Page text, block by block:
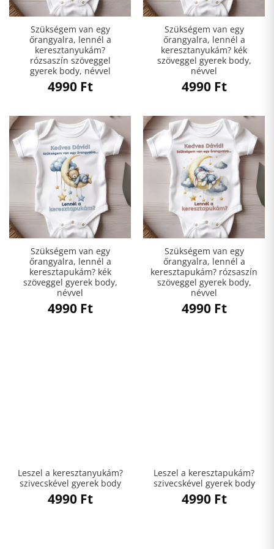
Szükségem van egy
őrangyalra, lennél a
keresztanyukám?
rózsaszín szöveggel
gyerek body, névvel
4990 Ft
Szükségem van egy
őrangyalra, lennél a
keresztanyukám? kék
szöveggel gyerek body,
névvel
4990 Ft
Szükségem van egy
őrangyalra, lennél a
keresztapukám? kék
szöveggel gyerek body,
névvel
4990 Ft
Szükségem van egy
őrangyalra, lennél a
keresztapukám? rózsaszín
szöveggel gyerek body,
névvel
4990 Ft
Leszel a keresztanyukám?
szivecskével gyerek body
4990 Ft
Leszel a keresztapukám?
szivecskével gyerek body
4990 Ft